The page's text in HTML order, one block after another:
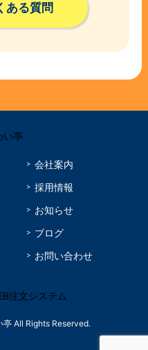
ある質問
会社案内
採用情報
お知らせ
ブログ
お問い合わせ
All Rights Reserved.